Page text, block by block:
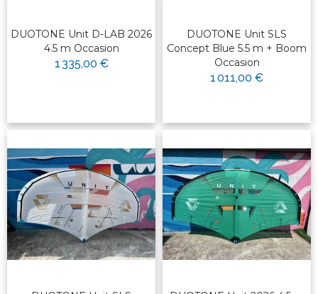
DUOTONE Unit D-LAB 2026
4.5 m Occasion
1 335,00 €
DUOTONE Unit SLS
Concept Blue 5.5 m + Boom
Occasion
1 011,00 €